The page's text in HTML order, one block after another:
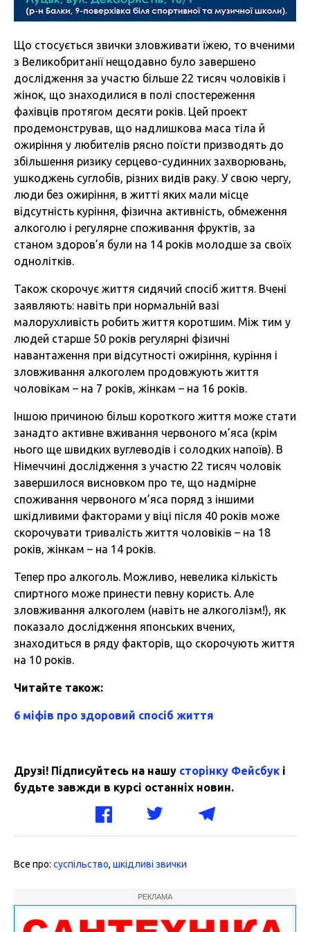
Що стосується звички зловживати їжею, то вченими
з Великобританії нещодавно було завершено
дослідження за участю більше 22 тисяч чоловіків і
жінок, що знаходилися в полі спостереження
фахівців протягом десяти років. Цей проект
продемонстрував, що надлишкова маса тіла й
ожиріння у любителів рясно поїсти призводять до
збільшення ризику серцево-судинних захворювань,
ушкоджень суглобів, різних видів раку. У свою чергу,
люди без ожиріння, в житті яких мали місце
відсутність куріння, фізична активність, обмеження
алкоголю і регулярне споживання фруктів, за
станом здоров’я були на 14 років молодше за своїх
однолітків.
Також скорочує життя сидячий спосіб життя. Вчені
заявляють: навіть при нормальній вазі
малорухливість робить життя коротшим. Між тим у
людей старше 50 років регулярні фізичні
навантаження при відсутності ожиріння, куріння і
зловживання алкоголем продовжують життя
чоловікам – на 7 років, жінкам – на 16 років.
Іншою причиною більш короткого життя може стати
занадто активне вживання червоного м’яса (крім
нього ще швидких вуглеводів і солодких напоїв). В
Німеччині дослідження з участю 22 тисяч чоловік
завершилося висновком про те, що надмірне
споживання червоного м’яса поряд з іншими
шкідливими факторами у віці після 40 років може
скорочувати тривалість життя чоловіків – на 18
років, жінкам – на 14 років.
Тепер про алкоголь. Можливо, невелика кількість
спиртного може принести певну користь. Але
зловживання алкоголем (навіть не алкоголізм!), як
показало дослідження японських вчених,
знаходиться в ряду факторів, що скорочують життя
на 10 років.
Читайте також:
6 міфів про здоровий спосіб життя
Друзі! Підписуйтесь на нашу сторінку Фейсбук і
будьте завжди в курсі останніх новин.
Все про: суспільство, шкідливі звички
РЕКЛАМА